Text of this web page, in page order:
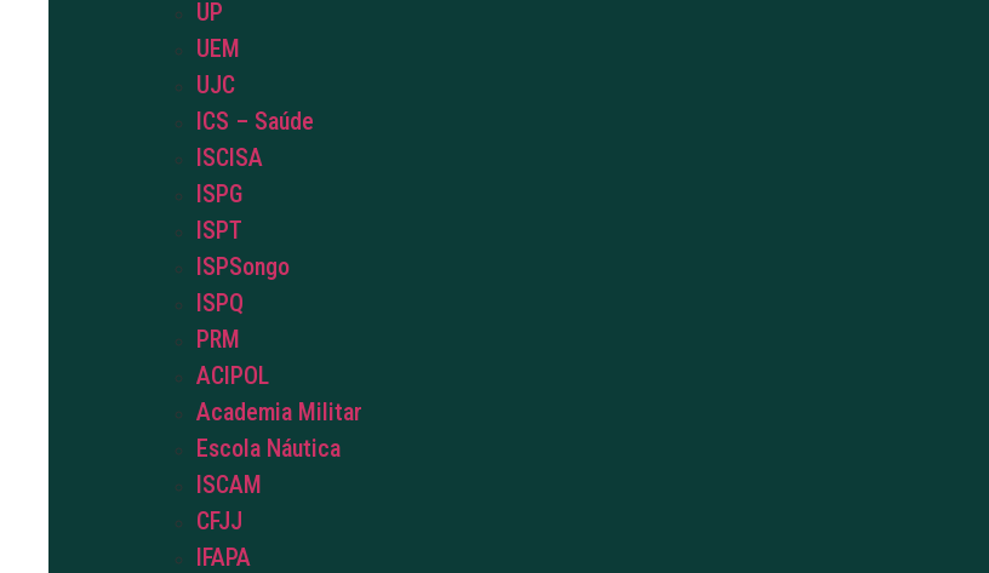
UP
UEM
UJC
ICS – Saúde
ISCISA
ISPG
ISPT
ISPSongo
ISPQ
PRM
ACIPOL
Academia Militar
Escola Náutica
ISCAM
CFJJ
IFAPA